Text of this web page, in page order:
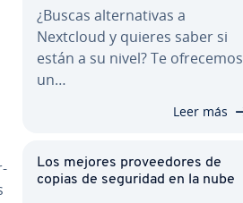
¿Buscas al­te­r­na­ti­vas a
Nextcloud y quieres saber si
están a su nivel? Te ofrecemos
un…
Leer más
Los mejores pro­vee­do­res de
copias de seguridad en la nube